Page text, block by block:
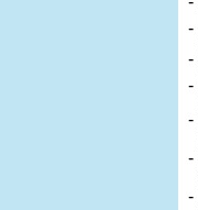
-
-
-
-
-
-